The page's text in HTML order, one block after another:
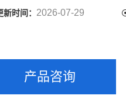
新时间： 2026-07-29
产品咨询